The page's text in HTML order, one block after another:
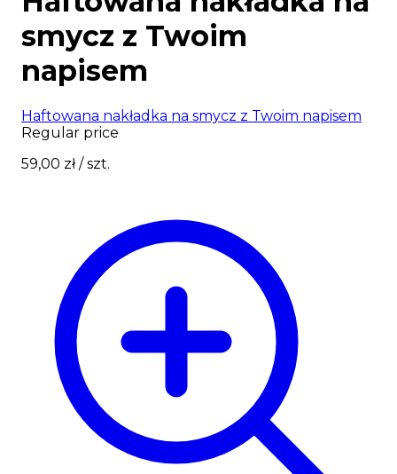
smycz z Twoim
napisem
Haftowana nakładka na smycz z Twoim napisem
Regular price
59,00 zł/ szt.